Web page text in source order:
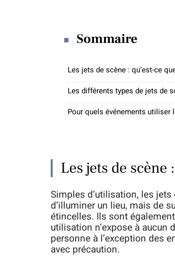
Sommaire
Les jets de scène : qu’est-ce
Les différents types de jets de
Pour quels événements utiliser
Les jets de scène
Simples d’utilisation, les
d’illuminer un lieu, mais de
étincelles. Ils sont
utilisation n’expose à aucun
personne à l’exception des
avec précaution.